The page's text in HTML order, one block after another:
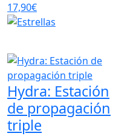
17,90€
Hydra: Estación
de propagación
triple